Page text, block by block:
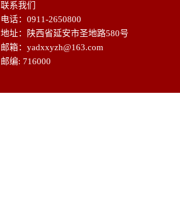
联系我们
电话：0911-2650800
地址：陕西省延安市圣地路580号
邮箱：yadxxyzh@163.com
邮编: 716000